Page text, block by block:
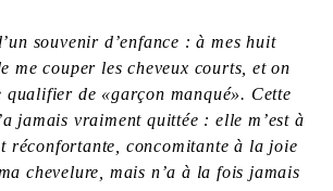
souvenir d’enfance : à mes huit
me couper les cheveux courts, et on
qualifier de «garçon manqué». Cette
jamais vraiment quittée : elle m’est à
réconfortante, concomitante à la joie
chevelure, mais n’a à la fois jamais